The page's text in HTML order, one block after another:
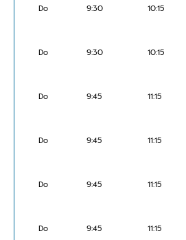
Do 9:30 10:15
Do 9:30 10:15
Do 9:45 11:15
Do 9:45 11:15
Do 9:45 11:15
Do 9:45 11:15